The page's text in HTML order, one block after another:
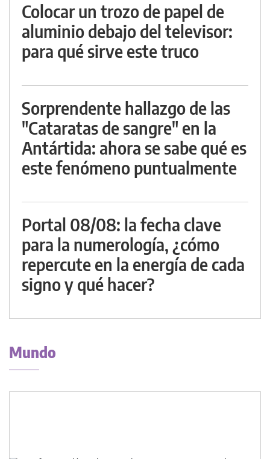
Colocar un trozo de papel de
aluminio debajo del televisor:
para qué sirve este truco
Sorprendente hallazgo de las
"Cataratas de sangre" en la
Antártida: ahora se sabe qué es
este fenómeno puntualmente
Portal 08/08: la fecha clave
para la numerología, ¿cómo
repercute en la energía de cada
signo y qué hacer?
Mundo